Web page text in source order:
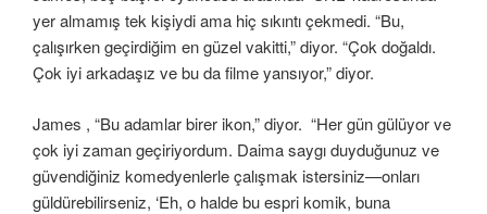
yer almamış tek kişiydi ama hiç sıkıntı çekmedi. “Bu,
çalışırken geçirdiğim en güzel vakitti,” diyor. “Çok doğaldı.
Çok iyi arkadaşız ve bu da filme yansıyor,” diyor.
James , “Bu adamlar birer ikon,” diyor. “Her gün gülüyor ve
çok iyi zaman geçiriyordum. Daima saygı duyduğunuz ve
güvendiğiniz komedyenlerle çalışmak istersiniz—onları
güldürebilirseniz, ‘Eh, o halde bu espri komik, buna